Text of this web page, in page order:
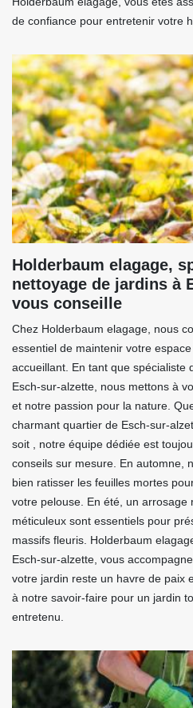
de confiance pour entretenir votre
Holderbaum elagage,
nettoyage de jardins à
vous conseille
Chez Holderbaum elagage, nous
essentiel de maintenir votre
accueillant. En tant que spécialiste
Esch-sur-alzette, nous mettons à
et notre passion pour la nature.
charmant quartier de Esch-sur-
soit , notre équipe dédiée est
conseils sur mesure. En automne,
bien ratisser les feuilles mortes
votre pelouse. En été, un arrosage
méticuleux sont essentiels pour
massifs fleuris. Holderbaum
Esch-sur-alzette, vous
votre jardin reste un havre de paix
à notre savoir-faire pour un jardin
entretenu.